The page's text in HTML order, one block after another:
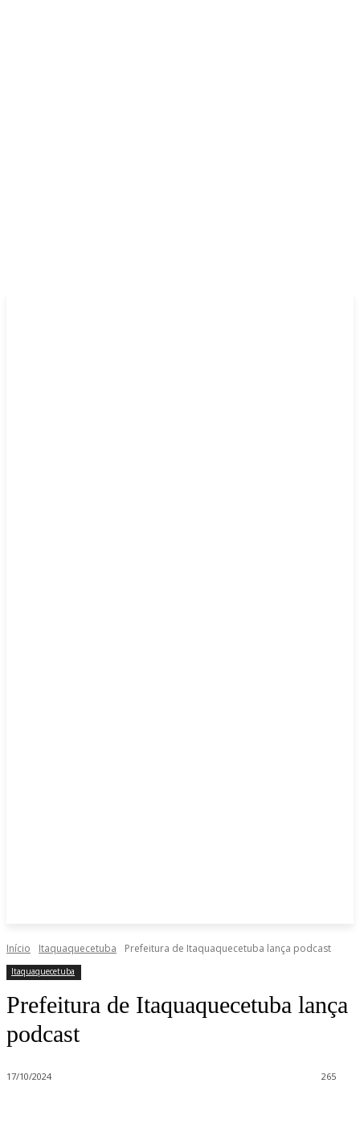
Início Itaquaquecetuba Prefeitura de Itaquaquecetuba lança podcast
Itaquaquecetuba
Prefeitura de Itaquaquecetuba lança
podcast
17/10/2024 265